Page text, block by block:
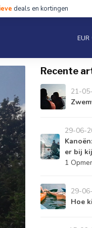
deals en kortingen
EUR
Tentipi Blog
Recente
21-
29-06-
er bij
1
29-
Hoe